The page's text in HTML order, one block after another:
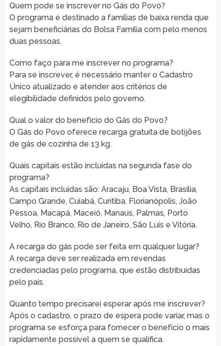
Quem pode se inscrever no Gás do Povo?
O programa é destinado a famílias de baixa renda que
sejam beneficiárias do Bolsa Família com pelo menos
duas pessoas.
Como faço para me inscrever no programa?
Para se inscrever, é necessário manter o Cadastro
Único atualizado e atender aos critérios de
elegibilidade definidos pelo governo.
Qual o valor do benefício do Gás do Povo?
O Gás do Povo oferece recarga gratuita de botijões
de gás de cozinha de 13 kg.
Quais capitais estão incluídas na segunda fase do
programa?
As capitais incluídas são: Aracaju, Boa Vista, Brasília,
Campo Grande, Cuiabá, Curitiba, Florianópolis, João
Pessoa, Macapá, Maceió, Manaus, Palmas, Porto
Velho, Rio Branco, Rio de Janeiro, São Luís e Vitória.
A recarga do gás pode ser feita em qualquer lugar?
A recarga deve ser realizada em revendas
credenciadas pelo programa, que estão distribuidas
pelo país.
Quanto tempo precisarei esperar após me inscrever?
Após o cadastro, o prazo de espera pode variar, mas o
programa se esforça para fornecer o benefício o mais
rapidamente possível a quem se qualifica.